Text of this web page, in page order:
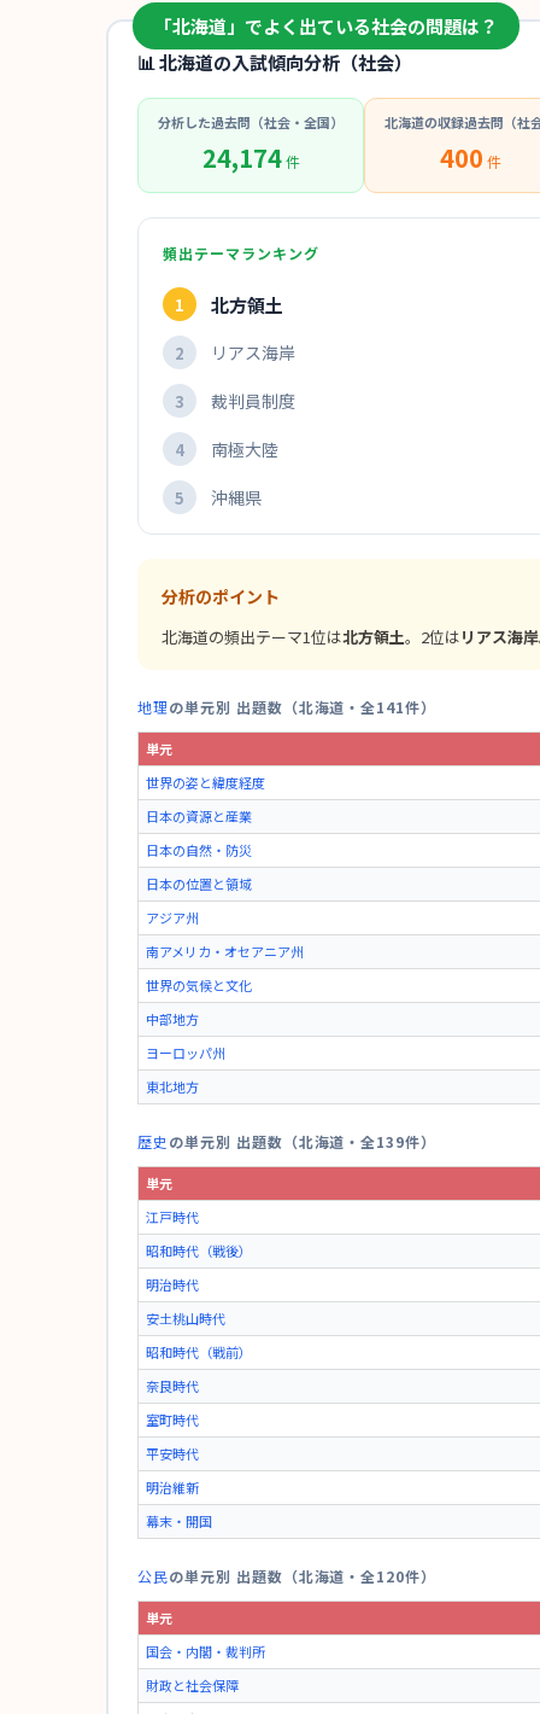
「北海道」でよく出ている社会の問題は？
📊 北海道の入試傾向分析（社会）
分析した過去問（社会・全国）
24,174件
北海道の収録過去問（社
400 件
頻出テーマランキング
1 北方領土
2 リアス海岸
3 裁判員制度
4 南極大陸
5 沖縄県
分析のポイント
北海道の頻出テーマ1位は北方領土。2位はリアス海岸
地理の単元別 出題数（北海道・全141件）
単元
世界の姿と緯度経度
日本の資源と産業
日本の自然・防災
日本の位置と領域
アジア州
南アメリカ・オセアニア州
世界の気候と文化
中部地方
ヨーロッパ州
東北地方
歴史 の単元別 出題数（北海道・全139件）
単元
江戸時代
昭和時代（戦後）
明治時代
安土桃山時代
昭和時代（戦前）
奈良時代
室町時代
平安時代
明治維新
幕末・開国
公民の単元別 出題数（北海道・全120件）
単元
国会・内閣・裁判所
財政と社会保障